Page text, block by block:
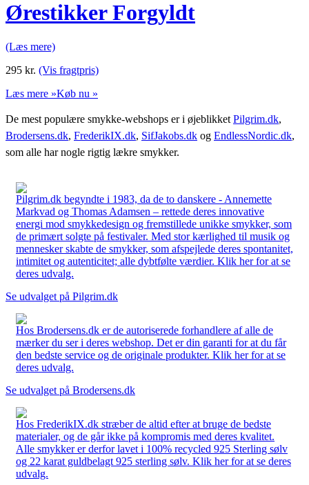
Ørestikker Forgyldt
(Læs mere)
295 kr. (Vis fragtpris)
Læs mere »Køb nu »
De mest populære smykke-webshops er i øjeblikket Pilgrim.dk,
Brodersens.dk, FrederikIX.dk, SifJakobs.dk og EndlessNordic.dk,
som alle har nogle rigtig lækre smykker.
Pilgrim.dk begyndte i 1983, da de to danskere - Annemette
Markvad og Thomas Adamsen – rettede deres innovative
energi mod smykkedesign og fremstillede unikke smykker, som
de primært solgte på festivaler. Med stor kærlighed til musik og
mennesker skabte de smykker, som afspejlede deres spontanitet,
intimitet og autenticitet; alle dybtfølte værdier. Klik her for at se
deres udvalg.
Se udvalget på Pilgrim.dk
Hos Brodersens.dk er de autoriserede forhandlere af alle de
mærker du ser i deres webshop. Det er din garanti for at du får
den bedste service og de originale produkter. Klik her for at se
deres udvalg.
Se udvalget på Brodersens.dk
Hos FrederikIX.dk stræber de altid efter at bruge de bedste
materialer, og de går ikke på kompromis med deres kvalitet.
Alle smykker er derfor lavet i 100% recycled 925 Sterling sølv
og 22 karat guldbelagt 925 sterling sølv. Klik her for at se deres
udvalg.